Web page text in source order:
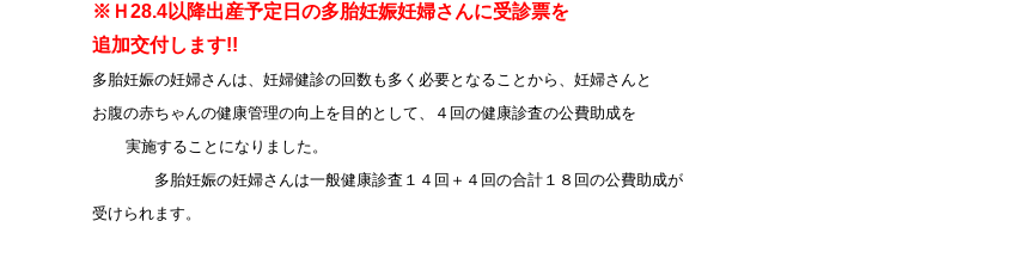
※Ｈ28.4以降出産予定日の多胎妊娠妊婦さんに受診票を
追加交付します!!
多胎妊娠の妊婦さんは、妊婦健診の回数も多く必要となることから、妊婦さんと
お腹の赤ちゃんの健康管理の向上を目的として、４回の健康診査の公費助成を
実施することになりました。
多胎妊娠の妊婦さんは一般健康診査１４回＋４回の合計１８回の公費助成が
受けられます。